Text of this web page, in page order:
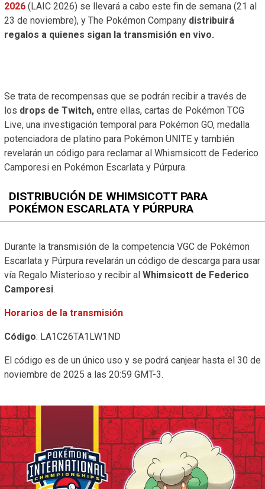
2026 (LAIC 2026) se llevará a cabo este fin de semana (21 al
23 de noviembre), y The Pokémon Company distribuirá
regalos a quienes sigan la transmisión en vivo.
Se trata de recompensas que se podrán recibir a través de
los drops de Twitch, entre ellas, cartas de Pokémon TCG
Live, una investigación temporal para Pokémon GO, medalla
potenciadora de platino para Pokémon UNITE y también
revelarán un código para reclamar al Whismsicott de Federico
Camporesi en Pokémon Escarlata y Púrpura.
DISTRIBUCIÓN DE WHIMSICOTT PARA
POKÉMON ESCARLATA Y PÚRPURA
Durante la transmisión de la competencia VGC de Pokémon
Escarlata y Púrpura revelarán un código de descarga para usar
vía Regalo Misterioso y recibir al Whimsicott de Federico
Camporesi.
Horarios de la transmisión.
Código: LA1C26TA1LW1ND
El código es de un único uso y se podrá canjear hasta el 30 de
noviembre de 2025 a las 20:59 GMT-3.